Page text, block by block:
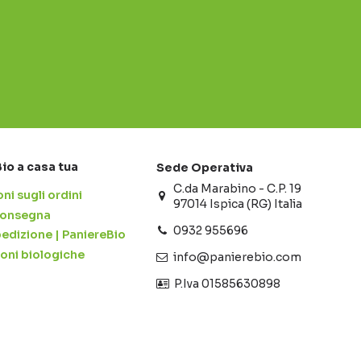
a casa tua
sugli ordini
| PaniereBio
biologiche
Sede Operativa
C.da Marabino - C.P. 19
97014 Ispica (RG) Italia
0932 955696
info@panierebio.com
‎‎‎‎‎ P.Iva 01585630898